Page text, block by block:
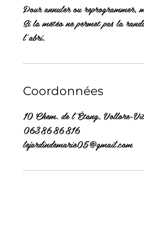
Pour annuler ou reprogrammer,
Si la météo ne permet pas la
l'abri.
Coordonnées
10 Chem. de l'Étang, Vollore-
0638686816
lejardindemarie05@gmail.com